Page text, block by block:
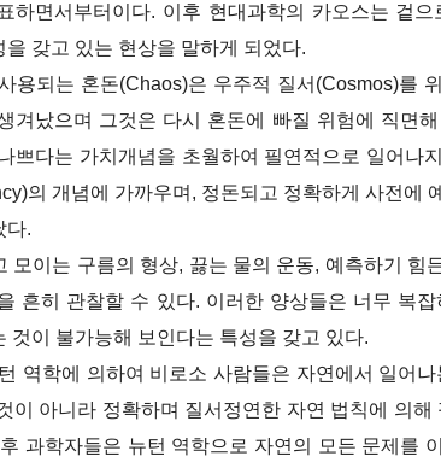
하면서부터이다. 이후 현대과학의 카오스는 겉
갖고 있는 현상을 말하게 되었다.
용되는 혼돈(Chaos)은 우주적 질서(Cosmos)를
겨났으며 그것은 다시 혼돈에 빠질 위험에 직면
쁘다는 가치개념을 초월하여 필연적으로 일어나
의 개념에 가까우며, 정돈되고 정확하게 사전에
다.
모이는 구름의 형상, 끓는 물의 운동, 예측하기 힘
흔히 관찰할 수 있다. 이러한 양상들은 너무 복
것이 불가능해 보인다는 특성을 갖고 있다.
역학에 의하여 비로소 사람들은 자연에서 일어
이 아니라 정확하며 질서정연한 자연 법칙에 의해
과학자들은 뉴턴 역학으로 자연의 모든 문제를